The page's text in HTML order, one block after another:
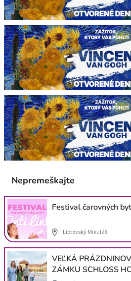
Nepremeškajte
Festival čarovných
Liptovský Mikuláš
VEĽKÁ
ZÁMKU SCHLOSS